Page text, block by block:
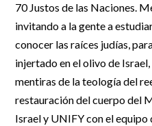
70 Justos de las Naciones.
invitando a la gente a
conocer las raíces judías,
injertado en el olivo de
mentiras de la teología del
restauración del cuerpo del
Israel y UNIFY con el equipo